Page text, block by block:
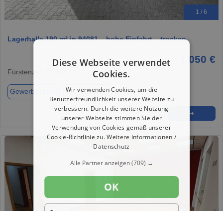
1 / 6
Lagerhalle 190 m² in 94081 – hohe Einfahrt – trocken
1.050 €
Fürstenzell, 94081
Gewerbeobjekt ca. 190,00 m²
➜
Diese Webseite verwendet
Cookies.
Wir verwenden Cookies, um die
Benutzerfreundlichkeit unserer Website zu
verbessern. Durch die weitere Nutzung
unserer Webseite stimmen Sie der
Verwendung von Cookies gemäß unserer
Cookie-Richtlinie zu.Weitere Informationen /
Datenschutz
Alle Partner anzeigen(709) →
OK